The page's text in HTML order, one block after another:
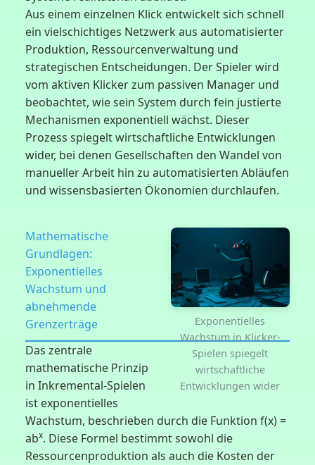
Aus einem einzelnen Klick entwickelt sich schnell
ein vielschichtiges Netzwerk aus automatisierter
Produktion, Ressourcenverwaltung und
strategischen Entscheidungen. Der Spieler wird
vom aktiven Klicker zum passiven Manager und
beobachtet, wie sein System durch fein justierte
Mechanismen exponentiell wächst. Dieser
Prozess spiegelt wirtschaftliche Entwicklungen
wider, bei denen Gesellschaften den Wandel von
manueller Arbeit hin zu automatisierten Abläufen
und wissensbasierten Ökonomien durchlaufen.
Exponentielles
Wachstum in Klicker-
Spielen spiegelt
wirtschaftliche
Entwicklungen wider
Mathematische
Grundlagen:
Exponentielles
Wachstum und
abnehmende
Grenzerträge
Das zentrale
mathematische Prinzip
in Inkremental-Spielen
ist exponentielles
Wachstum, beschrieben durch die Funktion f(x) =
abx. Diese Formel bestimmt sowohl die
Ressourcenproduktion als auch die Kosten der